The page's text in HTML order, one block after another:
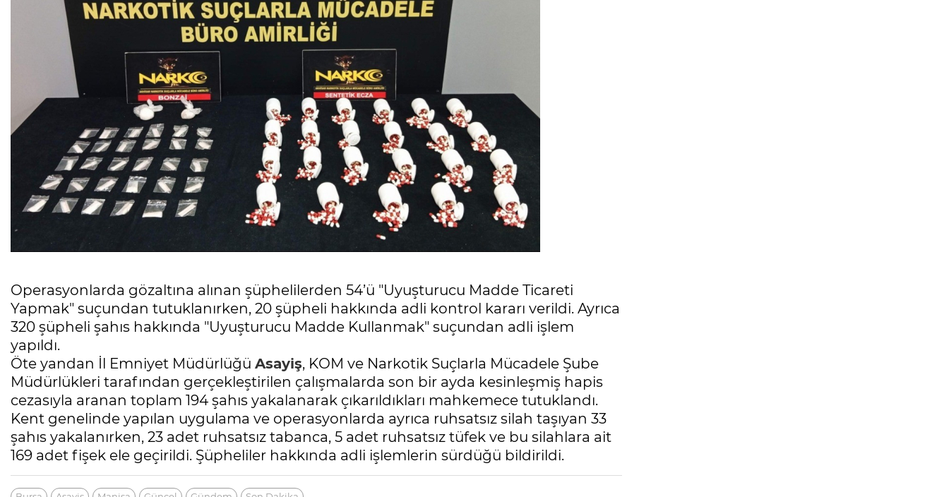
Operasyonlarda gözaltına alınan şüphelilerden 54’ü "Uyuşturucu Madde Ticareti
Yapmak" suçundan tutuklanırken, 20 şüpheli hakkında adli kontrol kararı verildi. Ayrıca
320 şüpheli şahıs hakkında "Uyuşturucu Madde Kullanmak" suçundan adli işlem
yapıldı.
Öte yandan İl Emniyet Müdürlüğü Asayiş, KOM ve Narkotik Suçlarla Mücadele Şube
Müdürlükleri tarafından gerçekleştirilen çalışmalarda son bir ayda kesinleşmiş hapis
cezasıyla aranan toplam 194 şahıs yakalanarak çıkarıldıkları mahkemece tutuklandı.
Kent genelinde yapılan uygulama ve operasyonlarda ayrıca ruhsatsız silah taşıyan 33
şahıs yakalanırken, 23 adet ruhsatsız tabanca, 5 adet ruhsatsız tüfek ve bu silahlara ait
169 adet fişek ele geçirildi. Şüpheliler hakkında adli işlemlerin sürdüğü bildirildi.